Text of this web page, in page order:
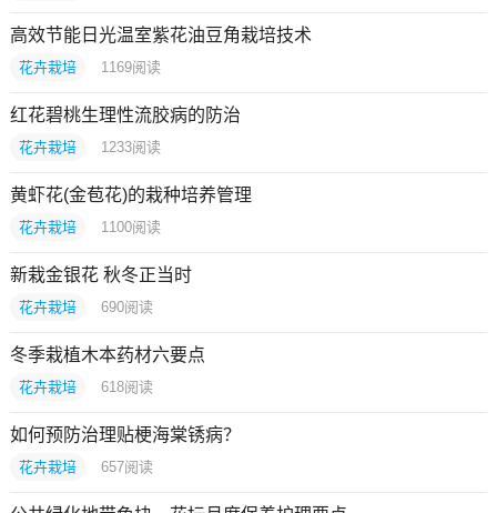
高效节能日光温室紫花油豆角栽培技术
花卉栽培 1169阅读
红花碧桃生理性流胶病的防治
花卉栽培 1233阅读
黄虾花(金苞花)的栽种培养管理
花卉栽培 1100阅读
新栽金银花 秋冬正当时
花卉栽培 690阅读
冬季栽植木本药材六要点
花卉栽培 618阅读
如何预防治理贴梗海棠锈病？
花卉栽培 657阅读